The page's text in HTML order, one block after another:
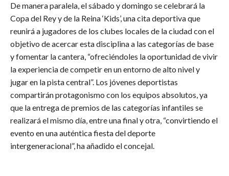
De manera paralela, el sábado y domingo se celebrará la
Copa del Rey y de la Reina ‘Kids’, una cita deportiva que
reunirá a jugadores de los clubes locales de la ciudad con el
objetivo de acercar esta disciplina a las categorías de base
y fomentar la cantera, “ofreciéndoles la oportunidad de vivir
la experiencia de competir en un entorno de alto nivel y
jugar en la pista central”. Los jóvenes deportistas
compartirán protagonismo con los equipos absolutos, ya
que la entrega de premios de las categorías infantiles se
realizará el mismo día, entre una final y otra, “convirtiendo el
evento en una auténtica fiesta del deporte
intergeneracional”, ha añadido el concejal.